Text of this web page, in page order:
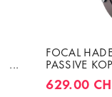
FOCAL
PASSIVE
629.00